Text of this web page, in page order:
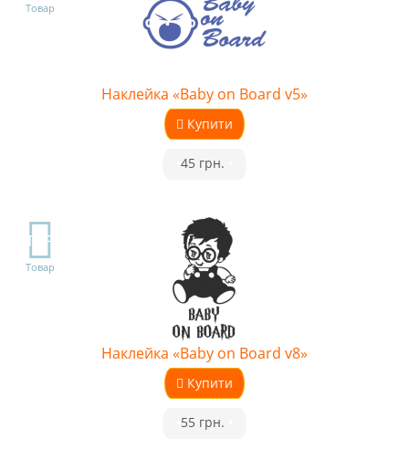
Товар
Наклейка «Baby on Board v5»
Купити
45 грн.
TOP
Товар
Наклейка «Baby on Board v8»
Купити
55 грн.